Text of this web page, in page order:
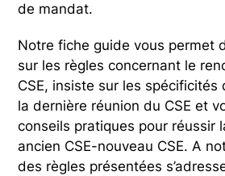
de mandat.
Notre fiche guide vous permet
sur les règles concernant le
CSE, insiste sur les spécificités
la dernière réunion du CSE et
conseils pratiques pour réussir
ancien CSE-nouveau CSE. A
des règles présentées